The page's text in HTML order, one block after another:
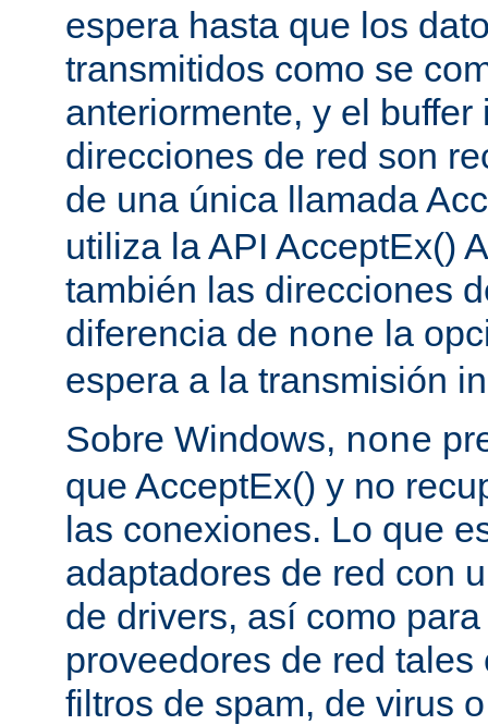
espera hasta que los
transmitidos como se
anteriormente, y el
direcciones de red son
de una única llamada
utiliza la API AcceptEx()
también las direcciones
diferencia de none la
espera a la transmisión
Sobre Windows, none
que AcceptEx() y no
las conexiones. Lo que
adaptadores de red con
de drivers, así como
proveedores de red
filtros de spam, de virus